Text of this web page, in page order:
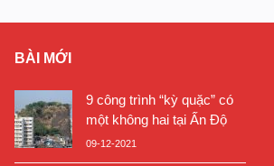
BÀI MỚI
9 công trình “kỳ quặc” có
một không hai tại Ấn Độ
09-12-2021